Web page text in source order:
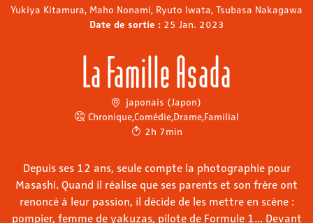
Yukiya Kitamura, Maho Nonami, Ryuto Iwata, Tsubasa Nakagawa
Date de sortie : 25 Jan. 2023
La Famille Asada
japonais (Japon)
Chronique,Comédie,Drame,Familial
2h 7min
Depuis ses 12 ans, seule compte la photographie pour
Masashi. Quand il réalise que ses parents et son frère ont
renoncé à leur passion, il décide de les mettre en scène :
pompier, femme de yakuzas, pilote de Formule 1... Devant